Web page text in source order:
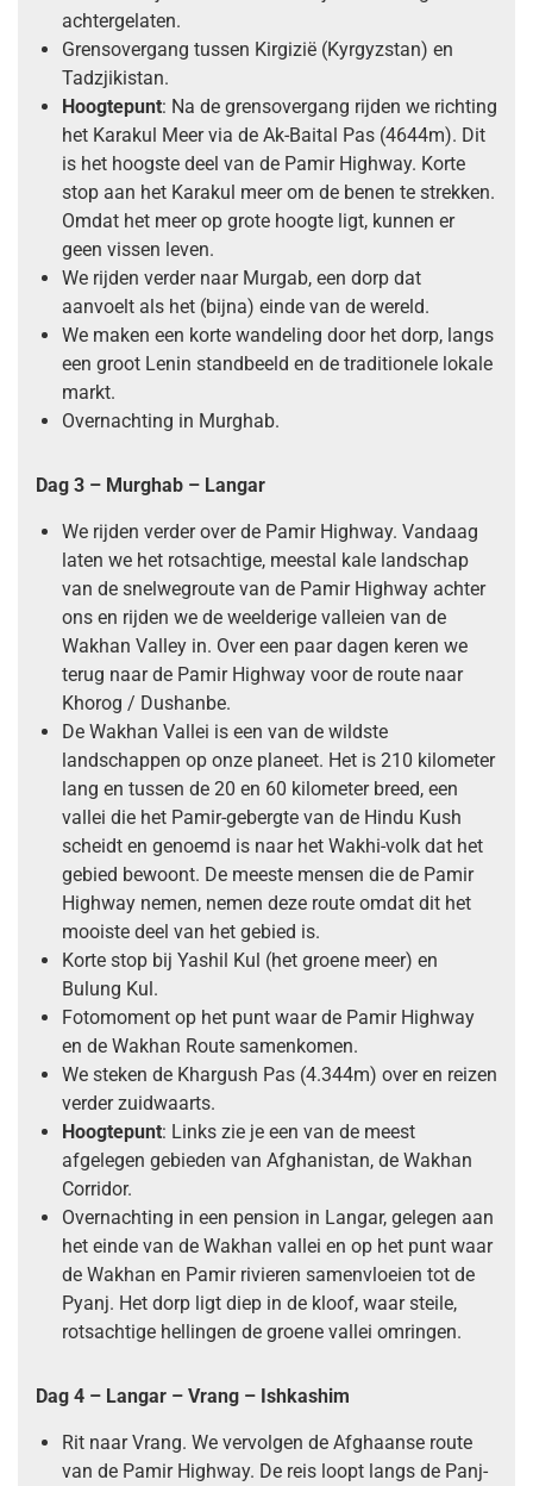
achtergelaten.
Grensovergang tussen Kirgizië (Kyrgyzstan) en
Tadzjikistan.
Hoogtepunt: Na de grensovergang rijden we richting
het Karakul Meer via de Ak-Baital Pas (4644m). Dit
is het hoogste deel van de Pamir Highway. Korte
stop aan het Karakul meer om de benen te strekken.
Omdat het meer op grote hoogte ligt, kunnen er
geen vissen leven.
We rijden verder naar Murgab, een dorp dat
aanvoelt als het (bijna) einde van de wereld.
We maken een korte wandeling door het dorp, langs
een groot Lenin standbeeld en de traditionele lokale
markt.
Overnachting in Murghab.
Dag 3 – Murghab – Langar
We rijden verder over de Pamir Highway. Vandaag
laten we het rotsachtige, meestal kale landschap
van de snelwegroute van de Pamir Highway achter
ons en rijden we de weelderige valleien van de
Wakhan Valley in. Over een paar dagen keren we
terug naar de Pamir Highway voor de route naar
Khorog / Dushanbe.
De Wakhan Vallei is een van de wildste
landschappen op onze planeet. Het is 210 kilometer
lang en tussen de 20 en 60 kilometer breed, een
vallei die het Pamir-gebergte van de Hindu Kush
scheidt en genoemd is naar het Wakhi-volk dat het
gebied bewoont. De meeste mensen die de Pamir
Highway nemen, nemen deze route omdat dit het
mooiste deel van het gebied is.
Korte stop bij Yashil Kul (het groene meer) en
Bulung Kul.
Fotomoment op het punt waar de Pamir Highway
en de Wakhan Route samenkomen.
We steken de Khargush Pas (4.344m) over en reizen
verder zuidwaarts.
Hoogtepunt: Links zie je een van de meest
afgelegen gebieden van Afghanistan, de Wakhan
Corridor.
Overnachting in een pension in Langar, gelegen aan
het einde van de Wakhan vallei en op het punt waar
de Wakhan en Pamir rivieren samenvloeien tot de
Pyanj. Het dorp ligt diep in de kloof, waar steile,
rotsachtige hellingen de groene vallei omringen.
Dag 4 – Langar – Vrang – Ishkashim
Rit naar Vrang. We vervolgen de Afghaanse route
van de Pamir Highway. De reis loopt langs de Panj-